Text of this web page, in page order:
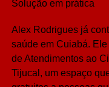
Solução em prática
Alex Rodrigues já
saúde em Cuiabá.
de Atendimentos ao
Tijucal, um espaço